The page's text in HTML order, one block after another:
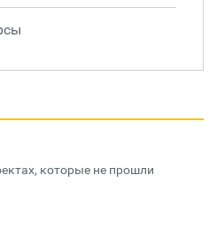
которые не прошли